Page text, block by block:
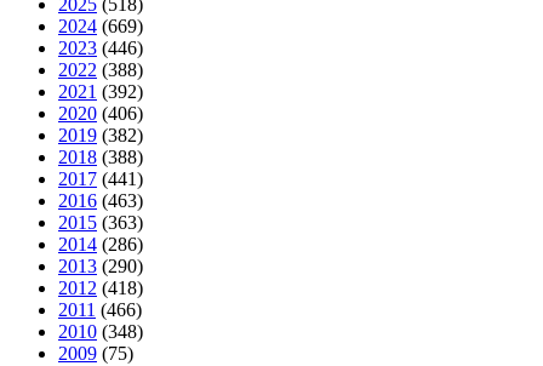
2025 (518)
2024 (669)
2023 (446)
2022 (388)
2021 (392)
2020 (406)
2019 (382)
2018 (388)
2017 (441)
2016 (463)
2015 (363)
2014 (286)
2013 (290)
2012 (418)
2011 (466)
2010 (348)
2009 (75)